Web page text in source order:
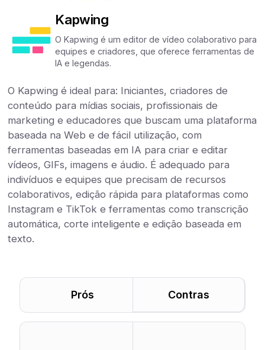
Kapwing
O Kapwing é um editor de vídeo colaborativo para
equipes e criadores, que oferece ferramentas de
IA e legendas.
O Kapwing é ideal para: Iniciantes, criadores de
conteúdo para mídias sociais, profissionais de
marketing e educadores que buscam uma plataforma
baseada na Web e de fácil utilização, com
ferramentas baseadas em IA para criar e editar
vídeos, GIFs, imagens e áudio. É adequado para
indivíduos e equipes que precisam de recursos
colaborativos, edição rápida para plataformas como
Instagram e TikTok e ferramentas como transcrição
automática, corte inteligente e edição baseada em
texto.
Prós Contras